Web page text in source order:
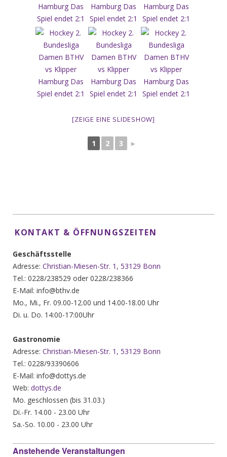
[ZEIGE EINE SLIDESHOW]
1 2 3 ►
KONTAKT & ÖFFNUNGSZEITEN
Geschäftsstelle
Adresse: Christian-Miesen-Str. 1, 53129 Bonn
Tel.: 0228/238529 oder 0228/238366
E-Mail: info@bthv.de
Mo., Mi., Fr. 09.00-12.00 und 14.00-18.00 Uhr
Di. u. Do. 14:00-17:00Uhr
Gastronomie
Adresse: Christian-Miesen-Str. 1, 53129 Bonn
Tel.: 0228/93390606
E-Mail: info@dottys.de
Web: dottys.de
Mo. geschlossen (bis 31.03.)
Di.-Fr. 14.00 - 23.00 Uhr
Sa.-So. 10.00 - 23.00 Uhr
Anstehende Veranstaltungen